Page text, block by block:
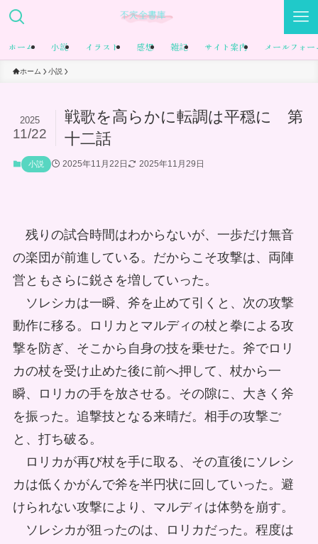
ホーム 小説 イラスト 感想 雑記 サイト案内 メールフォー
ホーム 小説
戦歌を高らかに転調は平穏に 第
十二話
2025
11/22
小説 2025年11月22日 2025年11月29日
残りの試合時間はわからないが、一歩だけ無音
の楽団が前進している。だからこそ攻撃は、両陣
営ともさらに鋭さを増していった。
ソレシカは一瞬、斧を止めて引くと、次の攻撃
動作に移る。ロリカとマルディの杖と拳による攻
撃を防ぎ、そこから自身の技を乗せた。斧でロリ
カの杖を受け止めた後に前へ押して、杖から一
瞬、ロリカの手を放させる。その隙に、大きく斧
を振った。追撃技となる来晴だ。相手の攻撃ご
と、打ち破る。
ロリカが再び杖を手に取る、その直後にソレシ
カは低くかがんで斧を半円状に回していった。避
けられない攻撃により、マルディは体勢を崩す。
ソレシカが狙ったのは、ロリカだった。程度は